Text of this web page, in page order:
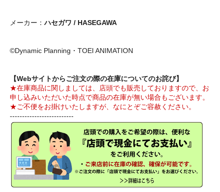
メーカー：ハセガワ / HASEGAWA
©Dynamic Planning・TOEI ANIMATION
【Webサイトからご注文の際の在庫についてのお詫び】
★在庫商品に関しましては、店頭でも販売しておりますので、お
申し込みいただいた時点で商品の在庫が無い場合もございます。
★ご不便をお掛けいたしますが、なにとぞご容赦ください。
--------------------------